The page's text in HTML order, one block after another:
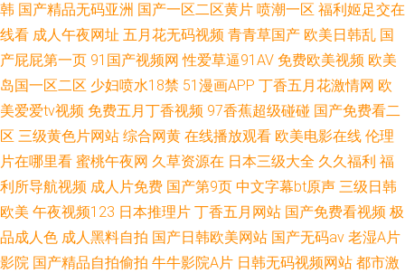
韩 国产精品无码亚洲 国产一区二区黄片 喷潮一区 福利姬足交在
线看 成人午夜网址 五月花无码视频 青青草国产 欧美日韩乱 国
产屁屁第一页 91国产视频网 性爱草逼91AV 免费欧美视频 欧美
岛国一区二区 少妇喷水18禁 51漫画APP 丁香五月花激情网 欧
美爱爱tv视频 免费五月丁香视频 97香蕉超级碰碰 国产免费看二
区 三级黄色片网站 综合网黄 在线播放观看 欧美电影在线 伦理
片在哪里看 蜜桃午夜网 久草资源在 日本三级大全 久久福利 福
利所导航视频 成人片免费 国产第9页 中文字幕bt原声 三级日韩
欧美 午夜视频123 日本推理片 丁香五月网站 国产免费看视频 极
品成人色 成人黑料自拍 国产日韩欧美网站 国产无码av 老湿A片
影院 国产精品自拍偷拍 牛牛影院A片 日韩无码视频网站 都市激